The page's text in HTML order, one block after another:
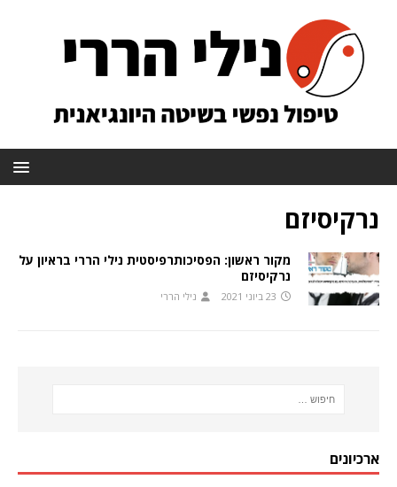
נרקיסיזם
מקור ראשון: הפסיכותרפיסטית נילי הררי בראיון על
נרקיסיזם
23 ביוני 2021 נילי הררי
ארכיונים